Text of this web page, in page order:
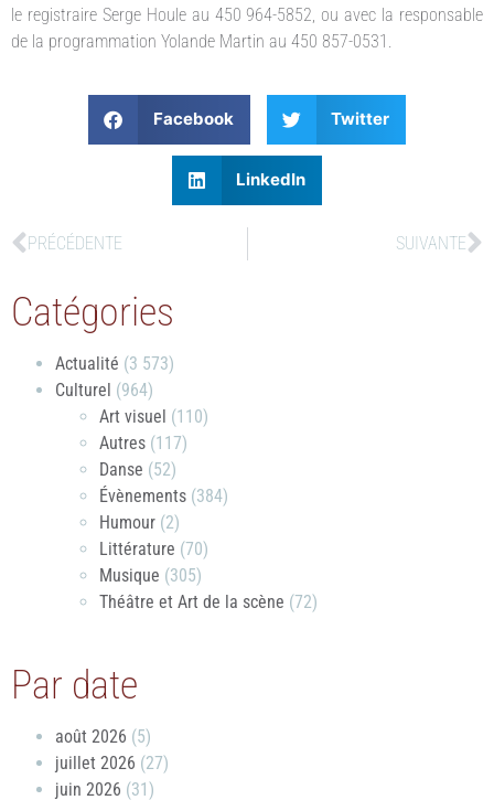
le registraire Serge Houle au 450 964-5852, ou avec la responsable
de la programmation Yolande Martin au 450 857-0531.
Facebook Twitter
LinkedIn
PRÉCÉDENTE SUIVANTE
Catégories
Actualité (3 573)
Culturel (964)
Art visuel (110)
Autres (117)
Danse (52)
Évènements (384)
Humour (2)
Littérature (70)
Musique (305)
Théâtre et Art de la scène (72)
Par date
août 2026 (5)
juillet 2026 (27)
juin 2026 (31)